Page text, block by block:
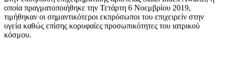
οποία πραγματοποιήθηκε την Τετάρτη 6 Νοεμβρίου 2019,
τιμήθηκαν οι σημαντικότεροι εκπρόσωποι του επιχειρείν στην
υγεία καθώς επίσης κορυφαίες προσωπικότητες του ιατρικού
κόσμου.